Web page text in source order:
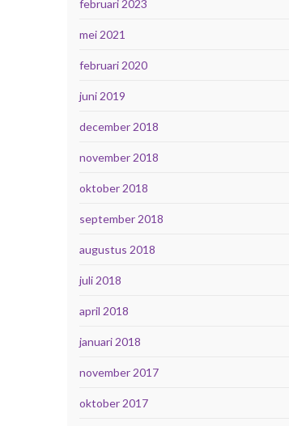
februari 2023
mei 2021
februari 2020
juni 2019
december 2018
november 2018
oktober 2018
september 2018
augustus 2018
juli 2018
april 2018
januari 2018
november 2017
oktober 2017